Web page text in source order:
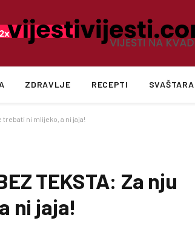
ZDRAVLJE RECEPTI SVAŠTARA
trebati ni mlijeko, a ni jaja!
TEKSTA: Za nju
ni jaja!